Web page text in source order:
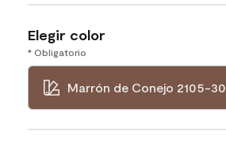
Elegir color
* Obligatorio
Marrón de Conejo 2105-30